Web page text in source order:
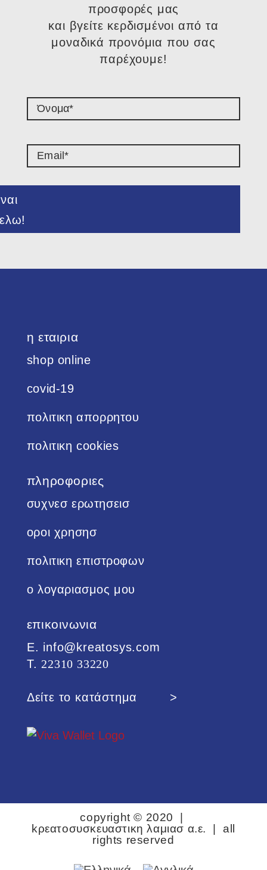
προσφορές μας
και βγείτε κερδισμένοι από τα
μοναδικά προνόμια που σας
παρέχουμε!​
ναι
η εταιρια
shop online
covid-19
πολιτικη απορρητου
πολιτικη cookies
πληροφοριες
συχνεσ ερωτησεισ
οροι χρησησ
πολιτικη επιστροφων
ο λογαριασμος μου
επικοινωνια
Ε. info@kreatosys.com
Τ. 22310 33220
Δείτε το κατάστημα >
copyright © 2020 |
kρεατοσυσκευαστικη λαμιασ α.ε. | all
rights reserved